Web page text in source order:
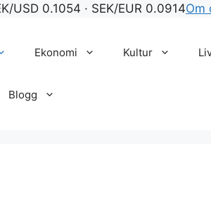
USD 0.1054 · SEK/EUR 0.0914Om
Ekonomi Kultur
Blogg